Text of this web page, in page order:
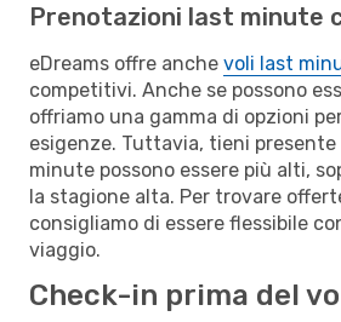
Prenotazioni last minute
eDreams offre anche voli last
competitivi. Anche se possono
offriamo una gamma di opzioni
esigenze. Tuttavia, tieni
minute possono essere più alti,
la stagione alta. Per trovare
consigliamo di essere flessibile
viaggio.
Check-in prima del